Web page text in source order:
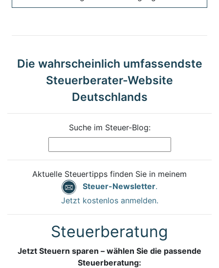
Die wahrscheinlich umfassendste
Steuerberater-Website
Deutschlands
Suche im Steuer-Blog:
Aktuelle Steuertipps finden Sie in meinem
Steuer-Newsletter.
Jetzt kostenlos anmelden.
Steuerberatung
Jetzt Steuern sparen – wählen Sie die passende
Steuerberatung: